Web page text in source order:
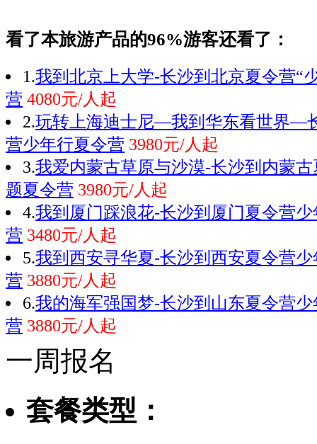
看了本旅游产品的96%游客还看了：
1.我到北京上大学-长沙到北京夏令营“
营 4080元/人起
2.玩转上海迪士尼—我到华东看世界—
营少年行夏令营 3980元/人起
3.我爱内蒙古草原与沙漠-长沙到内蒙
题夏令营 3980元/人起
4.我到厦门踩浪花-长沙到厦门夏令营
营 3480元/人起
5.我到西安寻华夏-长沙到西安夏令营
营 3880元/人起
6.我的海军强国梦-长沙到山东夏令营
营 3880元/人起
一周报名
套餐类型：